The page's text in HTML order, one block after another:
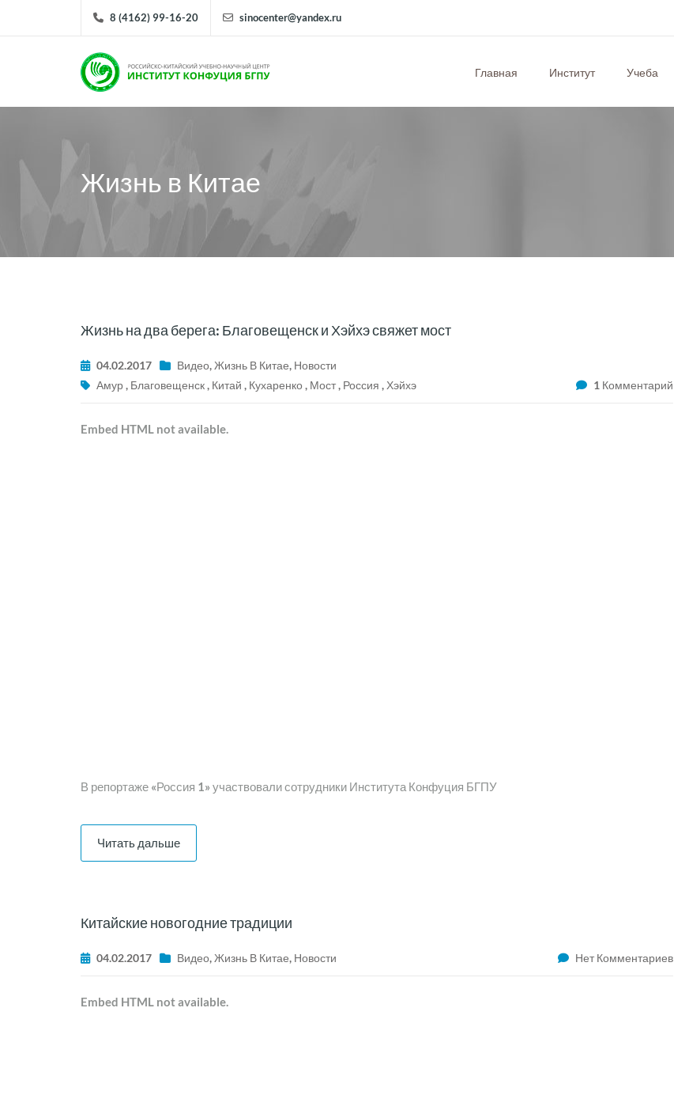
8 (4162) 99-16-20 sinocenter@yandex.ru
Главная Институт Учеба
Жизнь в Китае
Жизнь на два берега: Благовещенск и Хэйхэ свяжет мост
04.02.2017 Видео,Жизнь В Китае, Новости
Амур, Благовещенск, Китай , Кухаренко, Мост, Россия , Хэйхэ 1 Комментарий
Embed HTML not available.
В репортаже «Россия 1» участвовали сотрудники Института Конфуция БГПУ
Читать дальше
Китайские новогодние традиции
04.02.2017 Видео,Жизнь В Китае, Новости Нет Комментариев
Embed HTML not available.